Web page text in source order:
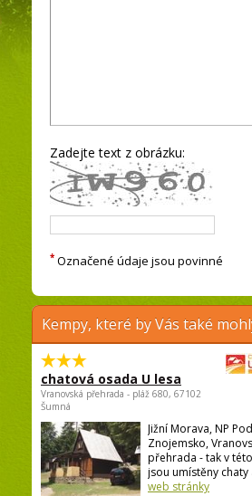
Zadejte text z obrázku:
* Označené údaje jsou povinné
Kempy, které by Vás také
chatová osada U lesa
Vranovská přehrada - pláž 680, 67102
Šumná
Jižní Morava, NP
Znojemsko,
přehrada - tak v
jsou umístěny chaty
web stránky